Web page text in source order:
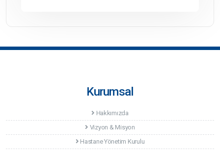
Kurumsal
Hakkımızda
Vizyon & Misyon
Hastane Yönetim Kurulu